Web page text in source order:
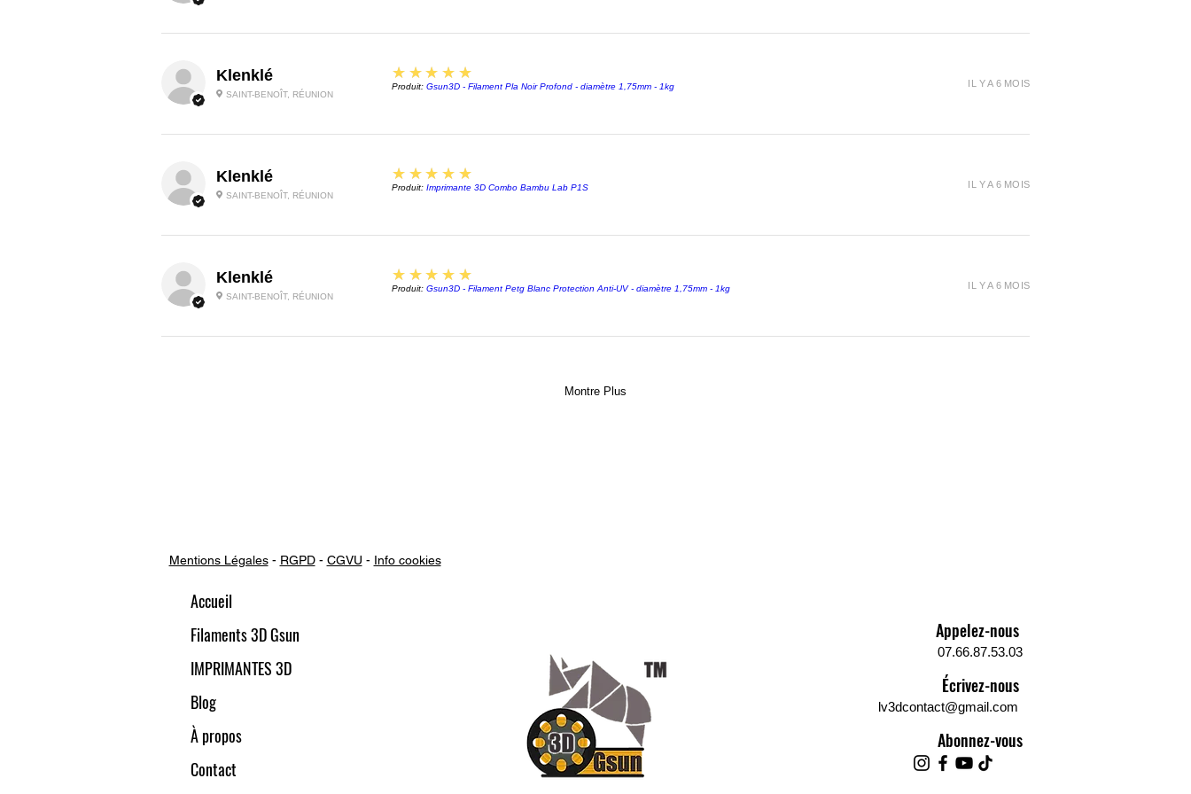
Bien que destinée à l’industrie, elle se
L'imprimante 3d est au prix de4800
Klenklé
SAINT-BENOÎT, RÉUNION
5
★★★★★
Produit: Gsun3D - Filament Pla Noir Profond - diamètre 1,75mm - 1kg IL Y A 6 MOIS
Klenklé
SAINT-BENOÎT, RÉUNION
5
★★★★★
Produit: Imprimante 3D Combo Bambu Lab P1S IL Y A 6 MOIS
Klenklé
SAINT-BENOÎT, RÉUNION
5
★★★★★
Produit: Gsun3D - Filament Petg Blanc Protection Anti-UV - diamètre 1,75mm - 1kg IL Y A 6 MOIS
Montre Plus
Mentions Légales- RGPD- CGVU - Info cookies
Accueil
Filaments 3D Gsun
IMPRIMANTES 3D
Blog
À propos
Contact
Appelez-nous
07.66.87.53.03
Écrivez-nous
lv3dcontact@gmail.com
Abonnez-vous